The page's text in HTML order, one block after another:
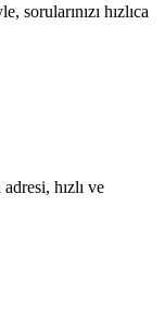
sorularınızı hızlıca
hızlı ve